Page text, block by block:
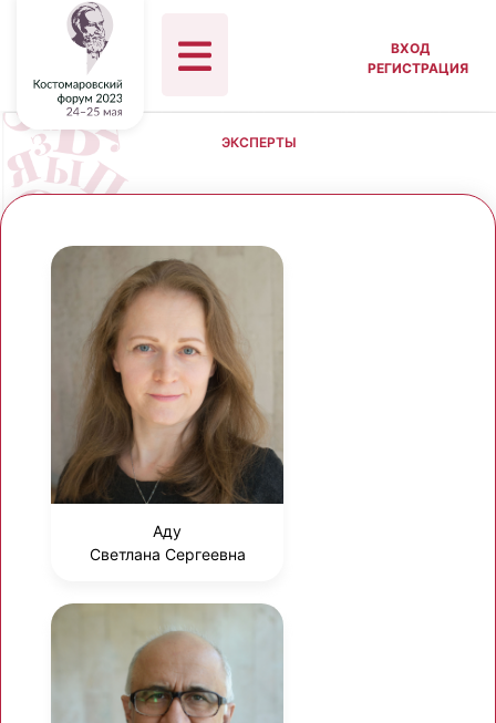
ВХОД
РЕГИСТРАЦИЯ
ЭКСПЕРТЫ
Аду
Светлана Сергеевна